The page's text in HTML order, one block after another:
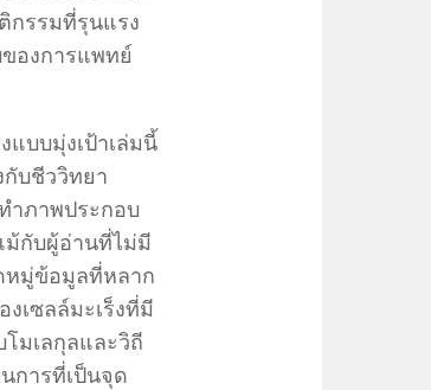
กรรมที่รุนแรง
องการแพทย์
แบบมุ่งเป้าเล่มนี้
กับชีววิทยา
ำภาพประกอบ
ม้กับผู้อ่านที่ไม่มี
หมู่ข้อมูลที่หลาก
เซลล์มะเร็งที่มี
โมเลกุลและวิถี
การที่เป็นจุด